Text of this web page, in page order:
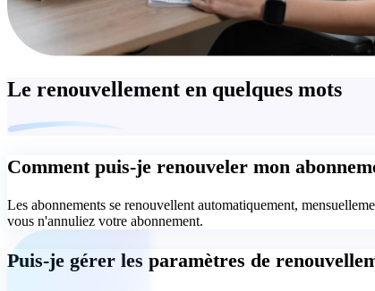
Le renouvellement en quelques mots
Comment puis-je renouveler mon
Les abonnements se renouvellent automatiquement,
vous n'annuliez votre abonnement.
Puis-je gérer les paramètres de